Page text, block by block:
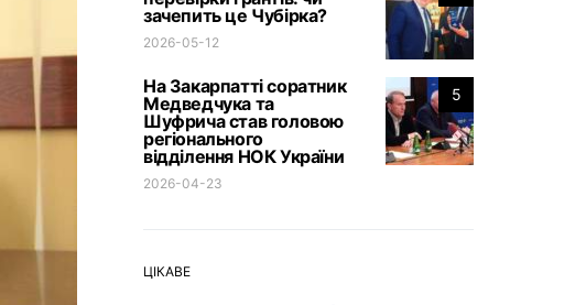
зачепить це Чубірка?
2026-05-12
5
На Закарпатті соратник
Медведчука та
Шуфрича став головою
регіонального
відділення НОК України
2026-04-23
ЦІКАВЕ